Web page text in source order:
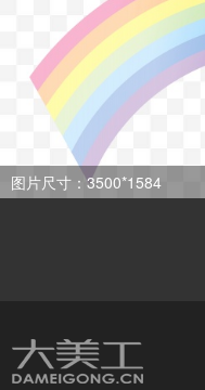
图片尺寸：3500*1584